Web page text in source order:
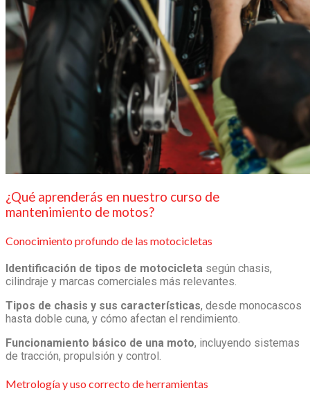
Soy estudiante
Soy docente
Reglamento estudiantil
Galería de fotos y videos
Reglamento estudiantil
Galería de videos
No hay productos en el carrito.
¿Qué aprenderás en nuestro curso de
mantenimiento de motos?
Conocimiento profundo de las motocicletas
Identificación de tipos de motocicleta según chasis,
cilindraje y marcas comerciales más relevantes.
Tipos de chasis y sus características, desde monocascos
hasta doble cuna, y cómo afectan el rendimiento.
Funcionamiento básico de una moto, incluyendo sistemas
de tracción, propulsión y control.
Metrología y uso correcto de herramientas